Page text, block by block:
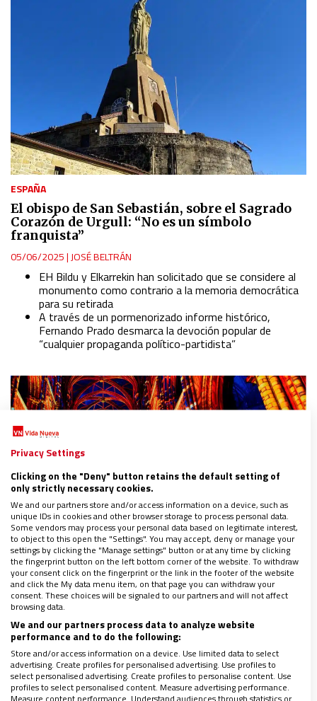
ESPAÑA
El obispo de San Sebastián, sobre el Sagrado
Corazón de Urgull: “No es un símbolo
franquista”
05/06/2025| JOSÉ BELTRÁN
EH Bildu y Elkarrekin han solicitado que se considere al
monumento como contrario a la memoria democrática
para su retirada
A través de un pormenorizado informe histórico,
Fernando Prado desmarca la devoción popular de
“cualquier propaganda político-partidista”
ESPAÑA
La catedral de San Sebastián acoge un
espectáculo inmersivo lleno de luz y
sensaciones
29/05/2025|VIDA NUEVA
La propuesta Luminiscence de historia, videomapping y
música en vivo llega por primera vez a España tras
Privacy Settings
Clicking on the "Deny" button retains the default setting of
only strictly necessary cookies.
We and our partners store and/or access information on a device, such as
unique IDs in cookies and other browser storage to process personal data.
Some vendors may process your personal data based on legitimate interest,
to object to this open the "Settings". You may accept, deny or manage your
settings by clicking the "Manage settings" button or at any time by clicking
the fingerprint button on the left bottom corner of the website. To withdraw
your consent click on the fingerprint or the link in the footer of the website
and click the My data menu item, on that page you can withdraw your
consent. These choices will be signaled to our partners and will not affect
browsing data.
We and our partners process data to analyze website
performance and to do the following:
Store and/or access information on a device. Use limited data to select
advertising. Create profiles for personalised advertising. Use profiles to
select personalised advertising. Create profiles to personalise content. Use
profiles to select personalised content. Measure advertising performance.
Measure content performance. Understand audiences through statistics or